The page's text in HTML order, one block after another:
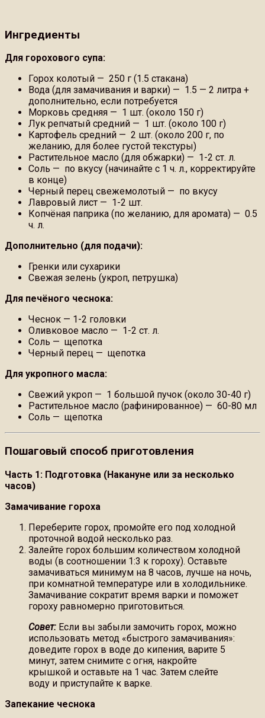
Ингредиенты
Для горохового супа:
Горох колотый — 250 г (1.5 стакана)
Вода (для замачивания и варки) — 1.5 — 2 литра +
дополнительно, если потребуется
Морковь средняя — 1 шт. (около 150 г)
Лук репчатый средний — 1 шт. (около 100 г)
Картофель средний — 2 шт. (около 200 г, по
желанию, для более густой текстуры)
Растительное масло (для обжарки) — 1-2 ст. л.
Соль — по вкусу (начинайте с 1 ч. л., корректируйте
в конце)
Черный перец свежемолотый — по вкусу
Лавровый лист — 1-2 шт.
Копчёная паприка (по желанию, для аромата) — 0.5
ч. л.
Дополнительно (для подачи):
Гренки или сухарики
Свежая зелень (укроп, петрушка)
Для печёного чеснока:
Чеснок — 1-2 головки
Оливковое масло — 1-2 ст. л.
Соль — щепотка
Черный перец — щепотка
Для укропного масла:
Свежий укроп — 1 большой пучок (около 30-40 г)
Растительное масло (рафинированное) — 60-80 мл
Соль — щепотка
Пошаговый способ приготовления
Часть 1: Подготовка (Накануне или за несколько
часов)
Замачивание гороха
Переберите горох, промойте его под холодной
проточной водой несколько раз.
Залейте горох большим количеством холодной
воды (в соотношении 1:3 к гороху). Оставьте
замачиваться минимум на 8 часов, лучше на ночь,
при комнатной температуре или в холодильнике.
Замачивание сократит время варки и поможет
гороху равномерно приготовиться.
Совет: Если вы забыли замочить горох, можно
использовать метод «быстрого замачивания»:
доведите горох в воде до кипения, варите 5
минут, затем снимите с огня, накройте
крышкой и оставьте на 1 час. Затем слейте
воду и приступайте к варке.
Запекание чеснока